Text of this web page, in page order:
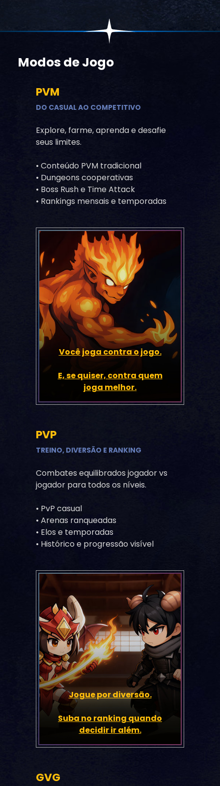
Modos de Jogo
PVM
DO CASUAL AO COMPETITIVO
Explore, farme, aprenda e desafie
seus limites.
• Conteúdo PVM tradicional
• Dungeons cooperativas
• Boss Rush e Time Attack
• Rankings mensais e temporadas
Você joga contra o jogo.
E, se quiser, contra quem
joga melhor.
PVP
TREINO, DIVERSÃO E RANKING
Combates equilibrados jogador vs
jogador para todos os níveis.
• PvP casual
• Arenas ranqueadas
• Elos e temporadas
• Histórico e progressão visível
Jogue por diversão.
Suba no ranking quando
decidir ir além.
GVG